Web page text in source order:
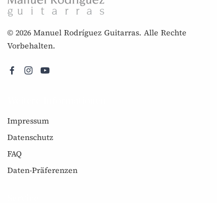
© 2026 Manuel Rodríguez Guitarras. Alle Rechte
Vorbehalten.
Impressum
Datenschutz
FAQ
Daten-Präferenzen